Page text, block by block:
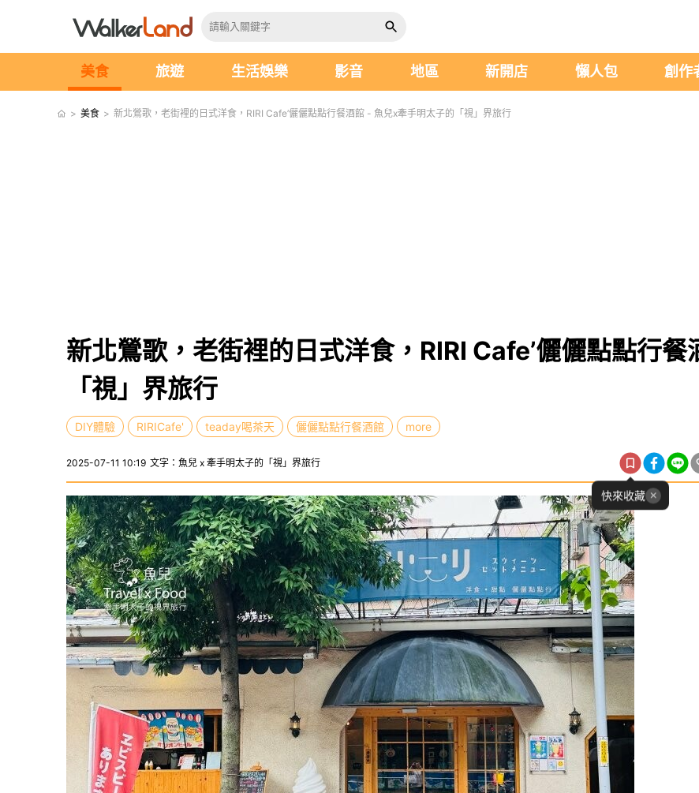
美食 旅遊 生活娛樂 影音 地區 新開店 懶人包 創作
> 美食 > 新北鶯歌，老街裡的日式洋食，RIRI Cafe’儷儷點點行餐酒館 - 魚兒x牽手明太子的「視」界旅行
新北鶯歌，老街裡的日式洋食，RIRI Cafe’儷儷點點行
「視」界旅行
DIY體驗 RIRICafe' teaday喝茶天 儷儷點點行餐酒館 more
2025-07-11 10:19 文字：魚兒 x 牽手明太子的「視」界旅行
快來收藏